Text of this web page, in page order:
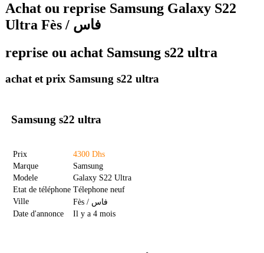
Achat ou reprise Samsung Galaxy S22
Ultra Fès / فاس
reprise ou achat Samsung s22 ultra
achat et prix Samsung s22 ultra
Samsung s22 ultra
Prix
4300 Dhs
Marque
Samsung
Modele
Galaxy S22 Ultra
Etat de téléphone Télephone neuf
Ville
Fès / فاس
Date d'annonce
Il y a 4 mois